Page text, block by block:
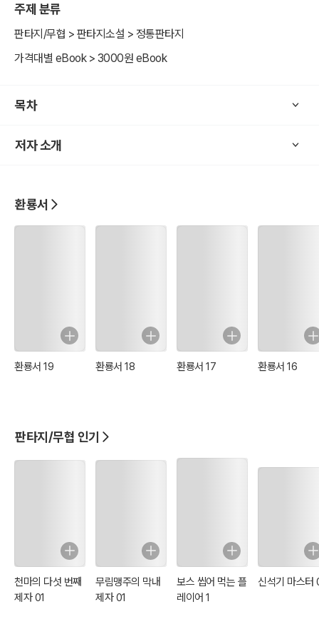
환룡서.
주제 분류
판타지/무협 > 판타지소설 > 정통판타지
가격대별 eBook > 3000원 eBook
목차
저자 소개
환룡서
환룡서 19 환룡서 18 환룡서 17 환룡서 16
판타지/무협 인기
천마의 다섯 번째
제자 01
무림맹주의 막내
제자 01
보스 씹어 먹는 플
레이어 1
신석기 마스터